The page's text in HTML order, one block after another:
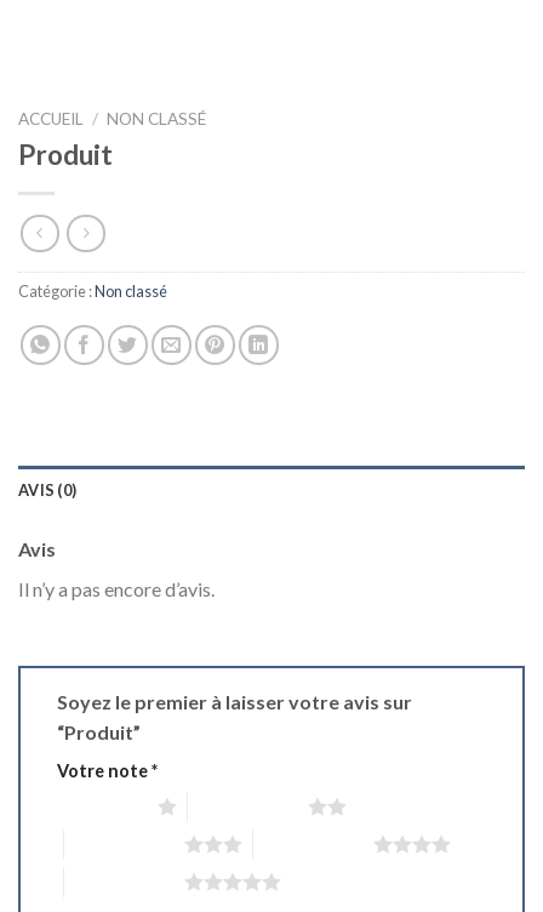
ACCUEIL / NON CLASSÉ
Produit
Catégorie :Non classé
AVIS (0)
Avis
Il n’y a pas encore d’avis.
Soyez le premier à laisser votre avis sur
“Produit”
Votre note*